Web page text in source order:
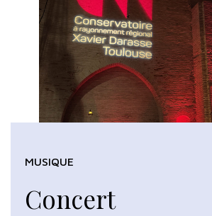
Concert
MUSIQUE